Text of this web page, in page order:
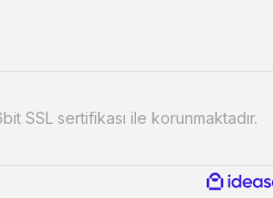
SSL sertifikası ile korunmaktadır.